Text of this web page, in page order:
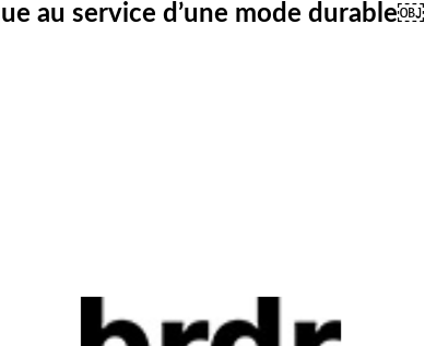
au service d’une mode durable￼